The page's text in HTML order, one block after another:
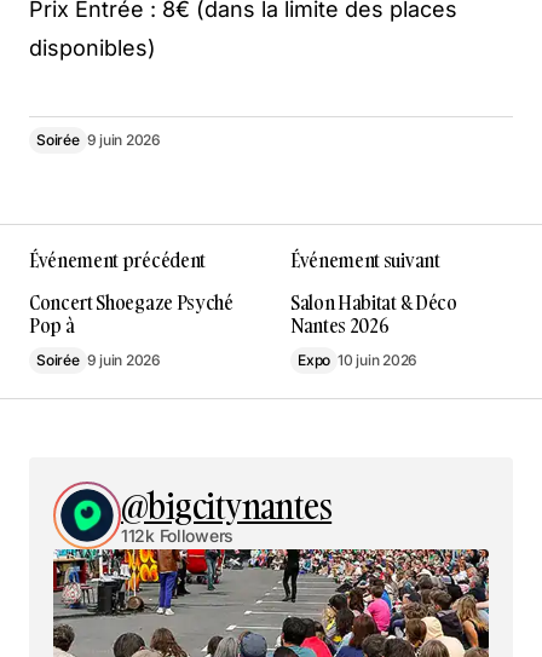
Prix Entrée : 8€ (dans la limite des places
disponibles)
Soirée 9 juin 2026
Événement précédent
Concert Shoegaze Psyché
Pop à
Soirée 9 juin 2026
Événement suivant
Salon Habitat & Déco
Nantes 2026
Expo 10 juin 2026
@bigcitynantes
112k Followers